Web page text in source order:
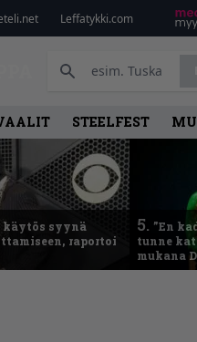
Leffatykki.com
STEELFEST
käytös syynä
raportoi
5. ”En
tunne
mukana